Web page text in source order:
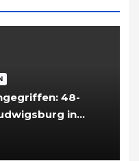
48-
in